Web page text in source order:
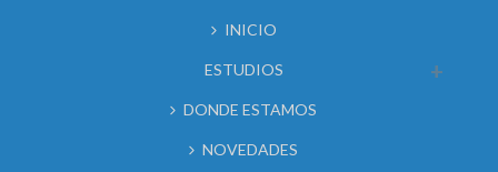
INICIO
ESTUDIOS
DONDE ESTAMOS
NOVEDADES